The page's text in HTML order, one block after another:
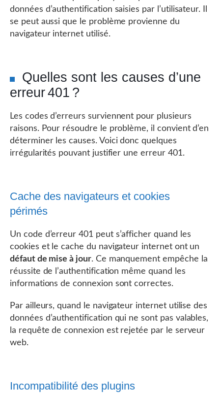
données d’authentification saisies par l’utilisateur. Il
se peut aussi que le problème provienne du
navigateur internet utilisé.
Quelles sont les causes d’une
erreur 401 ?
Les codes d’erreurs surviennent pour plusieurs
raisons. Pour résoudre le problème, il convient d’en
déterminer les causes. Voici donc quelques
irrégularités pouvant justifier une erreur 401.
Cache des navigateurs et cookies
périmés
Un code d’erreur 401 peut s’afficher quand les
cookies et le cache du navigateur internet ont un
défaut de mise à jour. Ce manquement empêche la
réussite de l’authentification même quand les
informations de connexion sont correctes.
Par ailleurs, quand le navigateur internet utilise des
données d’authentification qui ne sont pas valables,
la requête de connexion est rejetée par le serveur
web.
Incompatibilité des plugins